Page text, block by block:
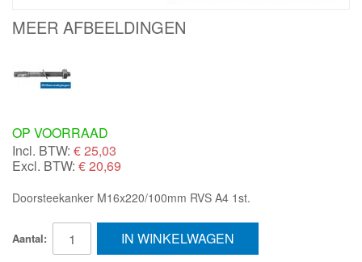
MEER AFBEELDINGEN
OP VOORRAAD
Incl. BTW: €25,03
Excl. BTW: € 20,69
Doorsteekanker M16x220/100mm RVS A4 1st.
Aantal: IN WINKELWAGEN